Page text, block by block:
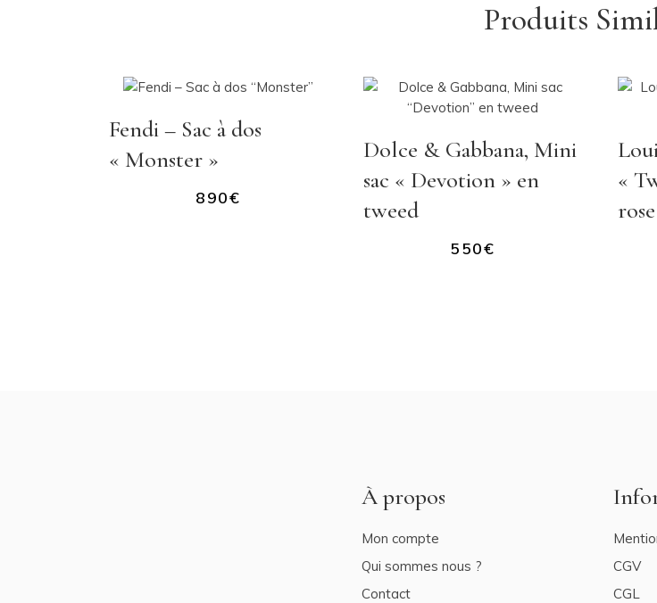
Produits
Fendi – Sac à dos
« Monster »
890€
Dolce & Gabbana, Mini
sac « Devotion » en
tweed
550€
«
rose
À propos
Mon compte
Qui sommes nous ?
Contact
CGV
CGL